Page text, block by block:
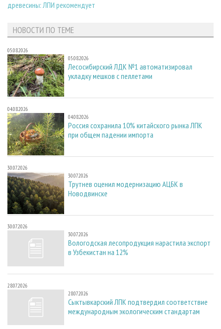
древесины: ЛПИ рекомендует
НОВОСТИ ПО ТЕМЕ
05.08.2026
05.08.2026
Лесосибирский ЛДК №1 автоматизировал
укладку мешков с пеллетами
04.08.2026
04.08.2026
Россия сохранила 10% китайского рынка ЛПК
при общем падении импорта
30.07.2026
30.07.2026
Трутнев оценил модернизацию АЦБК в
Новодвинске
30.07.2026
30.07.2026
Вологодская лесопродукция нарастила экспорт
в Узбекистан на 12%
28.07.2026
28.07.2026
Сыктывкарский ЛПК подтвердил соответствие
международным экологическим стандартам